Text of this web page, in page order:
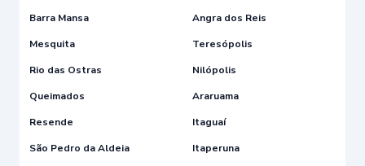
Barra Mansa
Angra dos Reis
Mesquita
Teresópolis
Rio das Ostras
Nilópolis
Queimados
Araruama
Resende
Itaguaí
São Pedro da Aldeia
Itaperuna